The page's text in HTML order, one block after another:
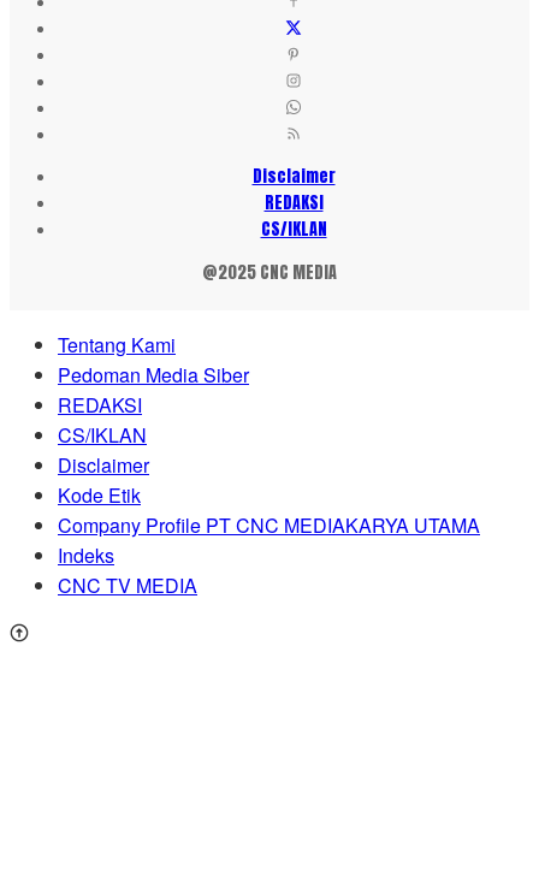
Disclaimer
REDAKSI
CS/IKLAN
@2025 CNC MEDIA
Tentang Kami
Pedoman Media Siber
REDAKSI
CS/IKLAN
Disclaimer
Kode Etik
Company Profile PT CNC MEDIAKARYA UTAMA
Indeks
CNC TV MEDIA